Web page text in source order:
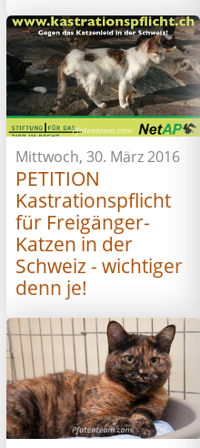
Mittwoch, 30. März 2016
PETITION
Kastrationspflicht
für Freigänger-
Katzen in der
Schweiz - wichtiger
denn je!